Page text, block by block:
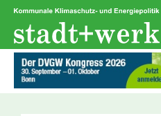
Zum
springen